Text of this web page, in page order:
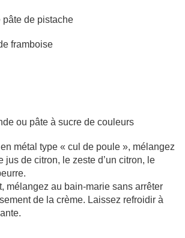
pâte de pistache
framboise
ou pâte à sucre de couleurs
métal type « cul de poule », mélangez
jus de citron, le zeste d’un citron, le
mélangez au bain-marie sans arrêter
de la crème. Laissez refroidir à